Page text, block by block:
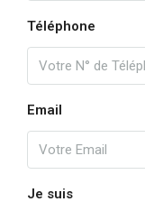
Téléphone
Email
Je suis